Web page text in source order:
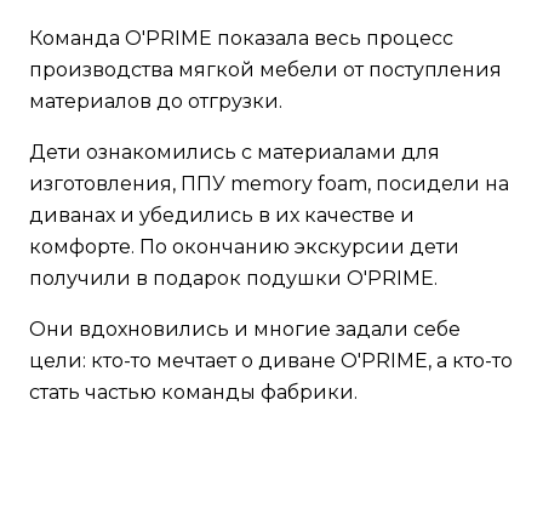
Команда O'PRIME показала весь процесс
производства мягкой мебели от поступления
материалов до отгрузки.
Дети ознакомились с материалами для
изготовления, ППУ memory foam, посидели на
диванах и убедились в их качестве и
комфорте. По окончанию экскурсии дети
получили в подарок подушки O'PRIME.
Они вдохновились и многие задали себе
цели: кто-то мечтает о диване O'PRIME, а кто-то
стать частью команды фабрики.